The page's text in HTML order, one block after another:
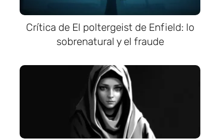
Crítica de El poltergeist de Enfield: lo
sobrenatural y el fraude